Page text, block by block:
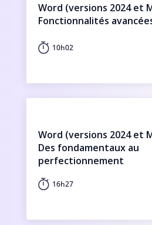
Word (versions 2024 et
Fonctionnalités
10h02
Word (versions 2024 et
Des fondamentaux au
perfectionnement
16h27